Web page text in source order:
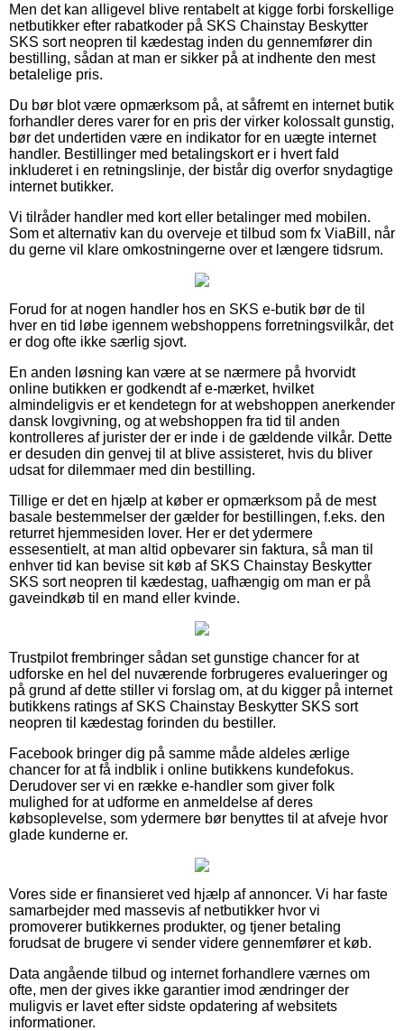
Men det kan alligevel blive rentabelt at kigge forbi forskellige
netbutikker efter rabatkoder på SKS Chainstay Beskytter
SKS sort neopren til kædestag inden du gennemfører din
bestilling, sådan at man er sikker på at indhente den mest
betalelige pris.
Du bør blot være opmærksom på, at såfremt en internet butik
forhandler deres varer for en pris der virker kolossalt gunstig,
bør det undertiden være en indikator for en uægte internet
handler. Bestillinger med betalingskort er i hvert fald
inkluderet i en retningslinje, der bistår dig overfor snydagtige
internet butikker.
Vi tilråder handler med kort eller betalinger med mobilen.
Som et alternativ kan du overveje et tilbud som fx ViaBill, når
du gerne vil klare omkostningerne over et længere tidsrum.
Forud for at nogen handler hos en SKS e-butik bør de til
hver en tid løbe igennem webshoppens forretningsvilkår, det
er dog ofte ikke særlig sjovt.
En anden løsning kan være at se nærmere på hvorvidt
online butikken er godkendt af e-mærket, hvilket
almindeligvis er et kendetegn for at webshoppen anerkender
dansk lovgivning, og at webshoppen fra tid til anden
kontrolleres af jurister der er inde i de gældende vilkår. Dette
er desuden din genvej til at blive assisteret, hvis du bliver
udsat for dilemmaer med din bestilling.
Tillige er det en hjælp at køber er opmærksom på de mest
basale bestemmelser der gælder for bestillingen, f.eks. den
returret hjemmesiden lover. Her er det ydermere
essesentielt, at man altid opbevarer sin faktura, så man til
enhver tid kan bevise sit køb af SKS Chainstay Beskytter
SKS sort neopren til kædestag, uafhængig om man er på
gaveindkøb til en mand eller kvinde.
Trustpilot frembringer sådan set gunstige chancer for at
udforske en hel del nuværende forbrugeres evalueringer og
på grund af dette stiller vi forslag om, at du kigger på internet
butikkens ratings af SKS Chainstay Beskytter SKS sort
neopren til kædestag forinden du bestiller.
Facebook bringer dig på samme måde aldeles ærlige
chancer for at få indblik i online butikkens kundefokus.
Derudover ser vi en række e-handler som giver folk
mulighed for at udforme en anmeldelse af deres
købsoplevelse, som ydermere bør benyttes til at afveje hvor
glade kunderne er.
Vores side er finansieret ved hjælp af annoncer. Vi har faste
samarbejder med massevis af netbutikker hvor vi
promoverer butikkernes produkter, og tjener betaling
forudsat de brugere vi sender videre gennemfører et køb.
Data angående tilbud og internet forhandlere værnes om
ofte, men der gives ikke garantier imod ændringer der
muligvis er lavet efter sidste opdatering af websitets
informationer.